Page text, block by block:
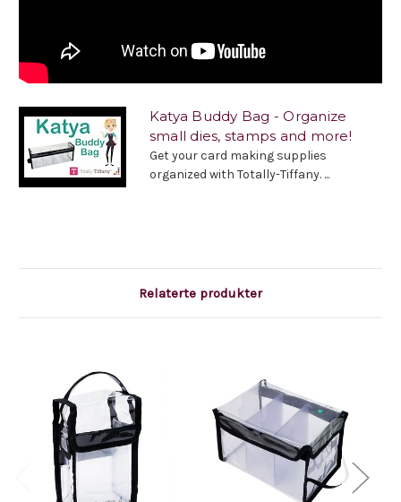
Katya Buddy Bag - Organize
small dies, stamps and more!
Get your card making supplies
organized with Totally-Tiffany. ...
Relaterte produkter